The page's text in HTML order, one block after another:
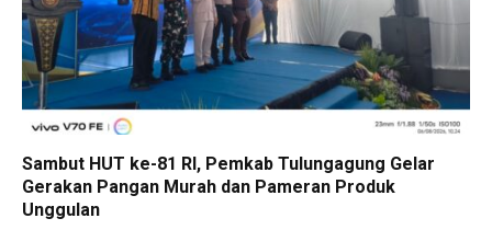
Sambut HUT ke-81 RI, Pemkab Tulungagung Gelar
Gerakan Pangan Murah dan Pameran Produk
Unggulan